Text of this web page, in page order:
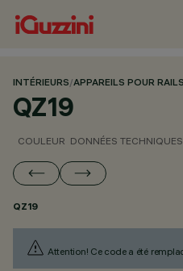
INTÉRIEURS/APPAREILS POUR
QZ19
COULEUR DONNÉES TECHNIQUES
QZ19
Attention! Ce code a été